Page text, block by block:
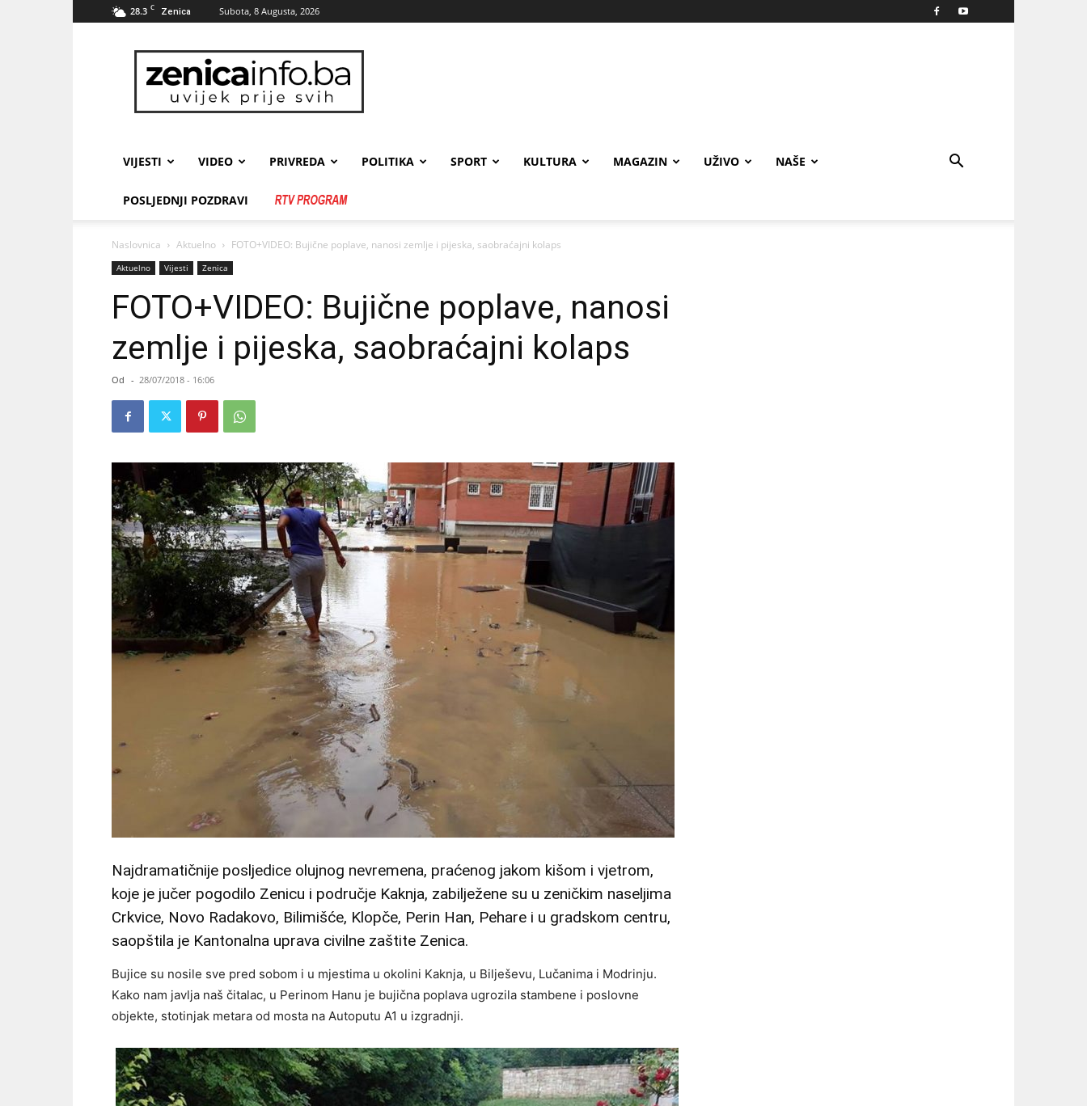
28.3 C Zenica Subota, 8 Augusta, 2026
zenicainfo.ba
VIJESTI VIDEO PRIVREDA POLITIKA SPORT KULTURA MAGAZIN UŽIVO NAŠE
POSLJEDNJI POZDRAVI
Naslovnica Aktuelno FOTO+VIDEO: Bujične poplave, nanosi zemlje i pijeska, saobraćajni kolaps
Aktuelno Vijesti Zenica
FOTO+VIDEO: Bujične poplave, nanosi
zemlje i pijeska, saobraćajni kolaps
Od - 28/07/2018 - 16:06
Najdramatičnije posljedice olujnog nevremena, praćenog jakom kišom i vjetrom,
koje je jučer pogodilo Zenicu i područje Kaknja, zabilježene su u zeničkim naseljima
Crkvice, Novo Radakovo, Bilimišće, Klopče, Perin Han, Pehare i u gradskom centru,
saopštila je Kantonalna uprava civilne zaštite Zenica.
Bujice su nosile sve pred sobom i u mjestima u okolini Kaknja, u Bilješevu, Lučanima i Modrinju.
Kako nam javlja naš čitalac, u Perinom Hanu je bujična poplava ugrozila stambene i poslovne
objekte, stotinjak metara od mosta na Autoputu A1 u izgradnji.